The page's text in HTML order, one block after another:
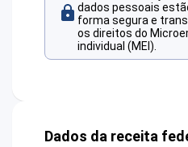
dados pessoais
forma segura e
os direitos do
individual (MEI).
Dados da receita